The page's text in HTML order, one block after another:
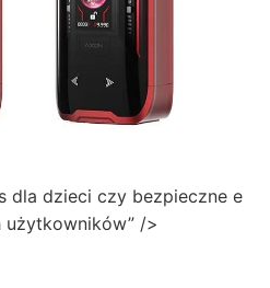
dla dzieci czy bezpieczne e
użytkowników” />